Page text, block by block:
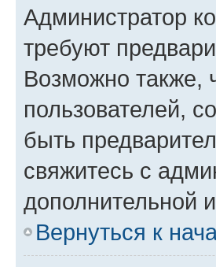
Администратор
требуют
Возможно также,
пользователей,
быть
свяжитесь с
дополнительной
Вернуться к